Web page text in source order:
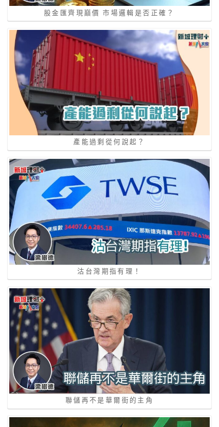
股金匯齊現巔價 市場邏輯是否正確？
產能過剩從何說起？
沽台灣期指有理！
聯儲再不是華爾街的主角